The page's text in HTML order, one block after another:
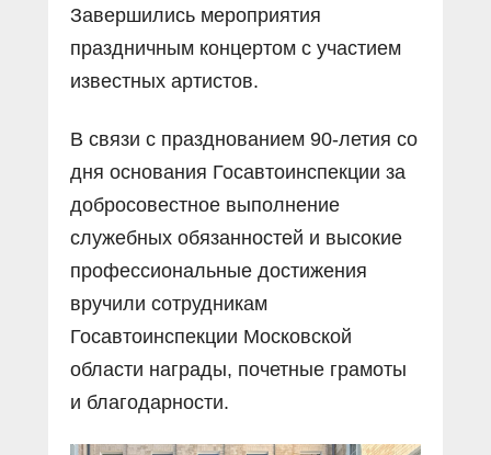
Завершились мероприятия
праздничным концертом с участием
известных артистов.
В связи с празднованием 90-летия со
дня основания Госавтоинспекции за
добросовестное выполнение
служебных обязанностей и высокие
профессиональные достижения
вручили сотрудникам
Госавтоинспекции Московской
области награды, почетные грамоты
и благодарности.